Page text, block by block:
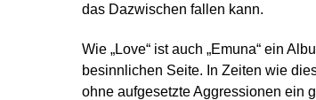
das Dazwischen fallen kann.
Wie „Love“ ist auch „Emuna“ ein
besinnlichen Seite. In Zeiten wie
ohne aufgesetzte Aggressionen ein